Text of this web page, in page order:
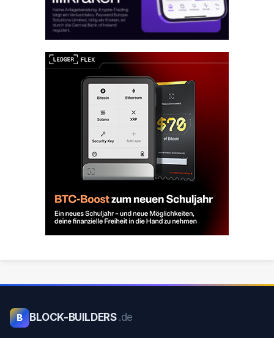
B BLOCK-BUILDERS .de